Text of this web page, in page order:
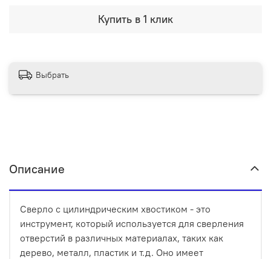
Купить в 1 клик
Выбрать
Описание
Сверло с цилиндрическим хвостиком - это
инструмент, который используется для сверления
отверстий в различных материалах, таких как
дерево, металл, пластик и т.д. Оно имеет